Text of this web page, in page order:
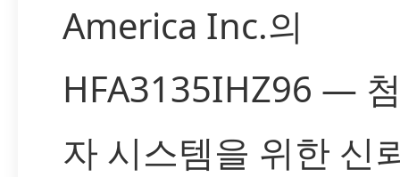
America Inc.의
HFA3135IHZ96 —
자 시스템을 위한 신